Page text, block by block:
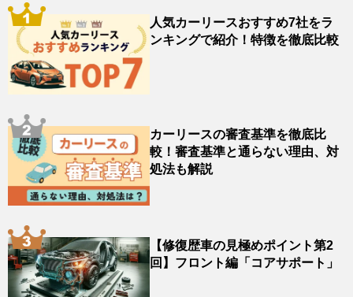
人気カーリースおすすめ7社をラ
ンキングで紹介！特徴を徹底比較
カーリースの審査基準を徹底比
較！審査基準と通らない理由、対
処法も解説
【修復歴車の見極めポイント第2
回】フロント編「コアサポート」